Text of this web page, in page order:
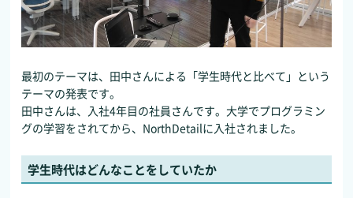
最初のテーマは、田中さんによる「学生時代と比べて」という
テーマの発表です。
田中さんは、入社4年目の社員さんです。大学でプログラミン
グの学習をされてから、NorthDetailに入社されました。
学生時代はどんなことをしていたか